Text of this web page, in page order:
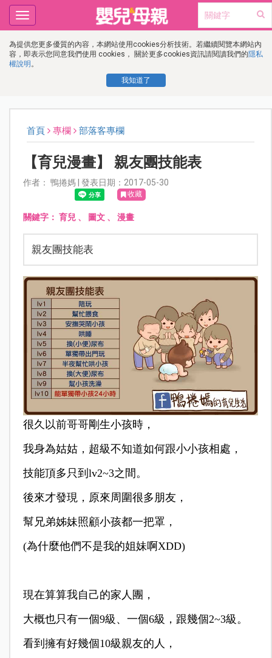
為提供您更多優質的內容，本網站使用cookies分析技術。若繼續閱覽本網站內
容，即表示您同意我們使用 cookies， 關於更多cookies資訊請閱讀我們的隱私
權說明 。
我知道了
Toggle
navigation
首頁 專欄 部落客專欄
【育兒漫畫】 親友團技能表
作者： 鴨捲媽 | 發表日期：2017-05-30
收藏
關鍵字： 育兒、 圖文、 漫畫
親友團技能表
很久以前哥哥剛生小孩時，
我身為姑姑，超級不知道如何跟小小孩相處，
技能頂多只到lv2~3之間。
後來才發現，原來周圍很多朋友，
幫兄弟姊妹照顧小孩都一把罩，
(為什麼他們不是我的姐妹啊XDD)
現在算算我自己的家人團，
大概也只有一個9級、一個6級，跟幾個2~3級。
看到擁有好幾個10級親友的人，